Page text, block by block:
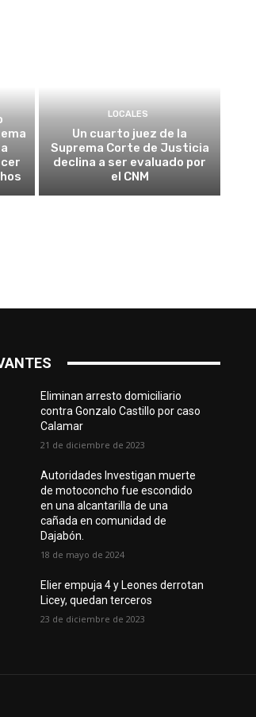
LOCALES
Un cuarto juez de la
Suprema Corte de Justicia
declina a ser evaluado por
el CNM
Eliminan arresto domiciliario
contra Gonzalo Castillo por caso
Calamar
21 de diciembre de 2023
Autoridades Investigan muerte
de motoconcho fue escondido
en una alcantarilla de una
cañada en comunidad de
Dajabón.
18 de mayo de 2024
Elier empuja 4 y Leones derrotan
Licey, quedan terceros
23 de diciembre de 2023